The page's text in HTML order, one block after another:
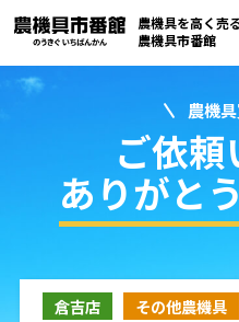
買取実績
コラム・スタッフ
取り扱い商品
農機具を高く売
農機具市番館
農機
ご依頼
ありがと
倉吉店 その他農機具